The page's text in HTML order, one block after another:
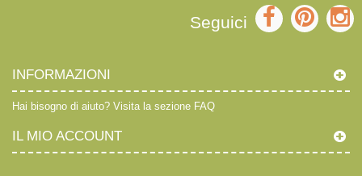
Seguici
INFORMAZIONI
Hai bisogno di aiuto? Visita la sezione FAQ
IL MIO ACCOUNT